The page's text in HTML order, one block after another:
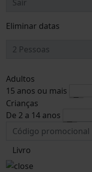
Eliminar datas
Adultos
15 anos ou mais
Crianças
De 2 a 14 anos
Livro